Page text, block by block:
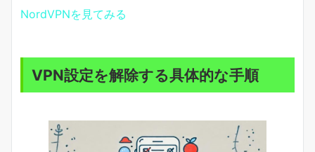
NordVPNを見てみる
VPN設定を解除する具体的な手順